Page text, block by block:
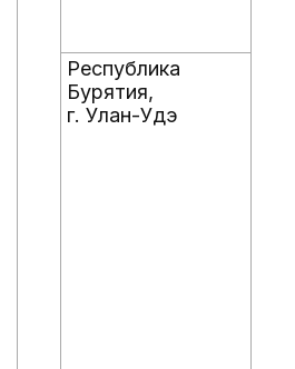
Республика
Бурятия,
г. Улан-Удэ